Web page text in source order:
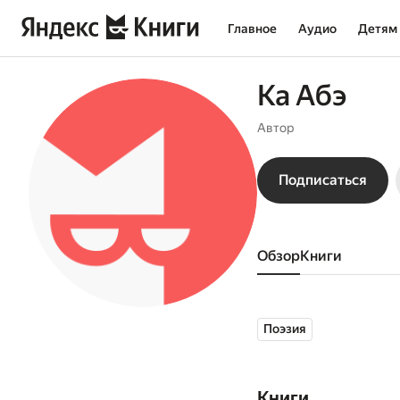
Главное Аудио Детям
Ка Абэ
Автор
Подписаться
Обзор книги
Поэзия